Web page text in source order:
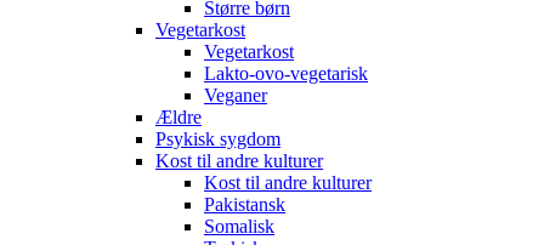
Større børn
Vegetarkost
Vegetarkost
Lakto-ovo-vegetarisk
Veganer
Ældre
Psykisk sygdom
Kost til andre kulturer
Kost til andre kulturer
Pakistansk
Somalisk